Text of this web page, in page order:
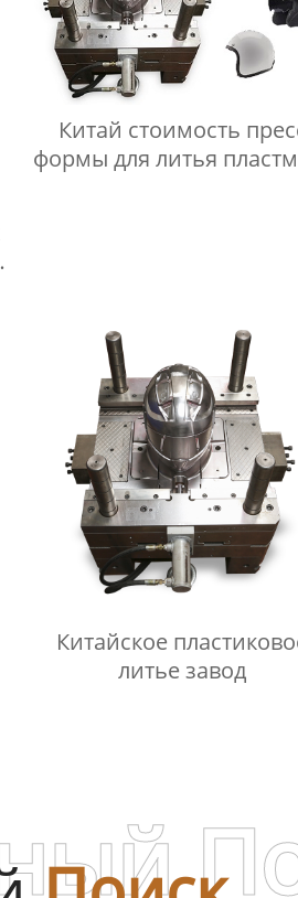
Китай стоимость
формы для литья
Китайское
литье завод